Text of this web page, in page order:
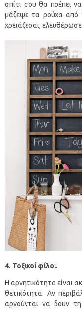
σπίτι σου θα πρέπει
μάζεψε τα ρούχα από
χρειάζεσαι,
4. Τοξικοί φίλοι.
Η αρνητικότητα είναι
θετικότητα. Αν
αρνούνται να δουν